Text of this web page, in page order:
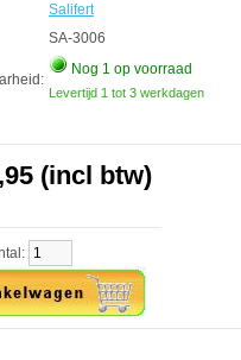
Salifert
SA-3006
Nog 1 op voorraad
Levertijd 1 tot 3 werkdagen
(incl btw)